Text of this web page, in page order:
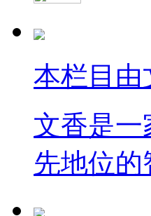
本栏目由
文香是
先地位